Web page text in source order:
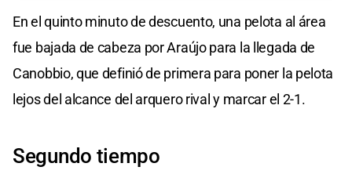
En el quinto minuto de descuento, una pelota al área
fue bajada de cabeza por Araújo para la llegada de
Canobbio, que definió de primera para poner la pelota
lejos del alcance del arquero rival y marcar el 2-1.
Segundo tiempo